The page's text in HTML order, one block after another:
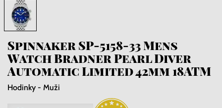
Spinnaker SP-5158-33 Mens
Watch Bradner Pearl Diver
Automatic Limited 42mm 18ATM
Hodinky - Muži